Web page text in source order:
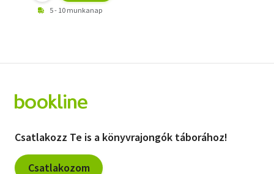
5 - 10 munkanap
Csatlakozz Te is a könyvrajongók táborához!
Csatlakozom